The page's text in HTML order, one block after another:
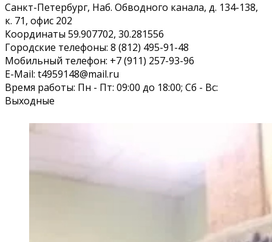
Санкт-Петербург, Наб. Обводного канала, д. 134-138,
к. 71, офис 202
Координаты 59.907702, 30.281556
Городские телефоны: 8 (812) 495-91-48
Мобильный телефон: +7 (911) 257-93-96
E-Mail: t4959148@mail.ru
Время работы: Пн - Пт: 09:00 до 18:00; Сб - Вс:
Выходные